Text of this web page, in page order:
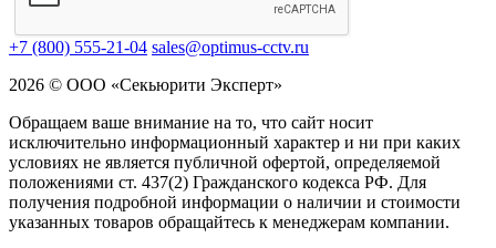
+7 (800) 555-21-04 sales@optimus-cctv.ru
2026 © ООО «Секьюрити Эксперт»
Обращаем ваше внимание на то, что сайт носит
исключительно информационный характер и ни при каких
условиях не является публичной офертой, определяемой
положениями ст. 437(2) Гражданского кодекса РФ. Для
получения подробной информации о наличии и стоимости
указанных товаров обращайтесь к менеджерам компании.